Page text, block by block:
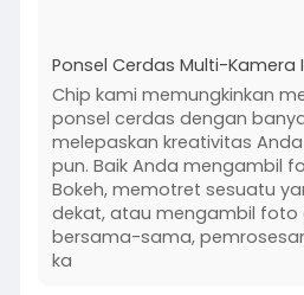
Ponsel Cerdas Multi-Kamera
Chip kami memungkinkan
ponsel cerdas dengan
melepaskan kreativitas
pun. Baik Anda mengambil
Bokeh, memotret sesuatu
dekat, atau mengambil foto
bersama-sama,
ka